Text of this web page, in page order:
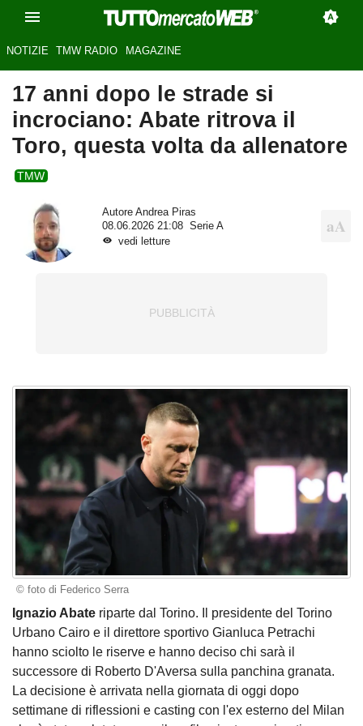
NOTIZIE TMW RADIO MAGAZINE
17 anni dopo le strade si
incrociano: Abate ritrova il
Toro, questa volta da allenatore
TMW
Autore Andrea Piras
08.06.2026 21:08
Serie A
vedi letture
© foto di Federico Serra
Ignazio Abate riparte dal Torino. Il presidente del Torino
Urbano Cairo e il direttore sportivo Gianluca Petrachi
hanno sciolto le riserve e hanno deciso chi sarà il
successore di Roberto D'Aversa sulla panchina granata.
La decisione è arrivata nella giornata di oggi dopo
settimane di riflessioni e casting con l'ex esterno del Milan